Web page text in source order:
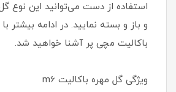
استفاده از دست می‌توانید این نوع گل
و باز و بسته نمایید. در ادامه بیشتر
باکالیت مچی پر آشنا خواهید شد.
ویژگی گل مهره باکالیت m6